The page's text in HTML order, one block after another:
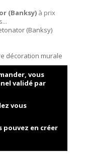
(Banksy) à prix
(Banksy)
décoration murale
vous
validé par
vous
pouvez en créer